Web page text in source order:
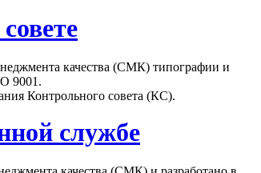
качества (СМК) типографии и
9001.
Контрольного совета (КС).
службе